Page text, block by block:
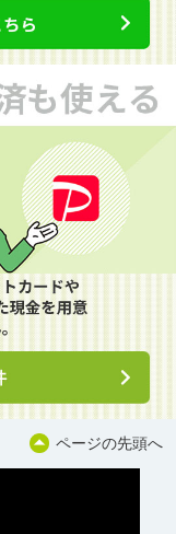
ページの先頭へ